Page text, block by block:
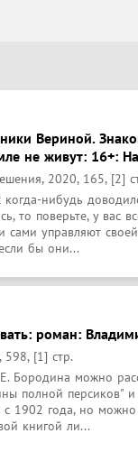
Вериной.
не живут: 16+:
2020, 165, [2]
нибудь
то поверьте, у
сами управляют
бы они...
роман:
598, [1] стр.
Бородина можно
полной персиков"
с 1902 года, но
книгой ли...